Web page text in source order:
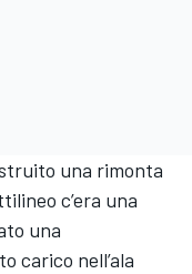
una rimonta
c’era una
una
carico nell’ala